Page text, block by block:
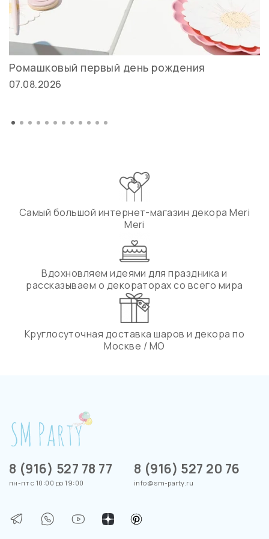
Ромашковый первый день рождения
07.08.2026
Самый большой интернет-магазин декора Meri
Meri
Вдохновляем идеями для праздника и
рассказываем о декораторах со всего мира
Круглосуточная доставка шаров и декора по
Москве / МО
8 (916) 527 78 77
пн-пт с 10:00 до 19:00
8 (916) 527 20 76
info@sm-party.ru